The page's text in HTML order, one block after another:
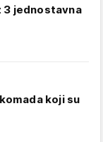
3 jednostavna
koji su